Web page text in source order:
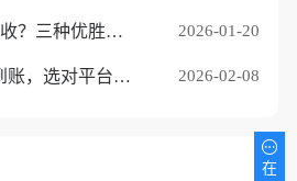
沃尔玛礼品卡去哪回收？三种优胜途径推荐 2026-01-20
京东e卡回收怎么秒到账，选对平台是关键 2026-02-08
在